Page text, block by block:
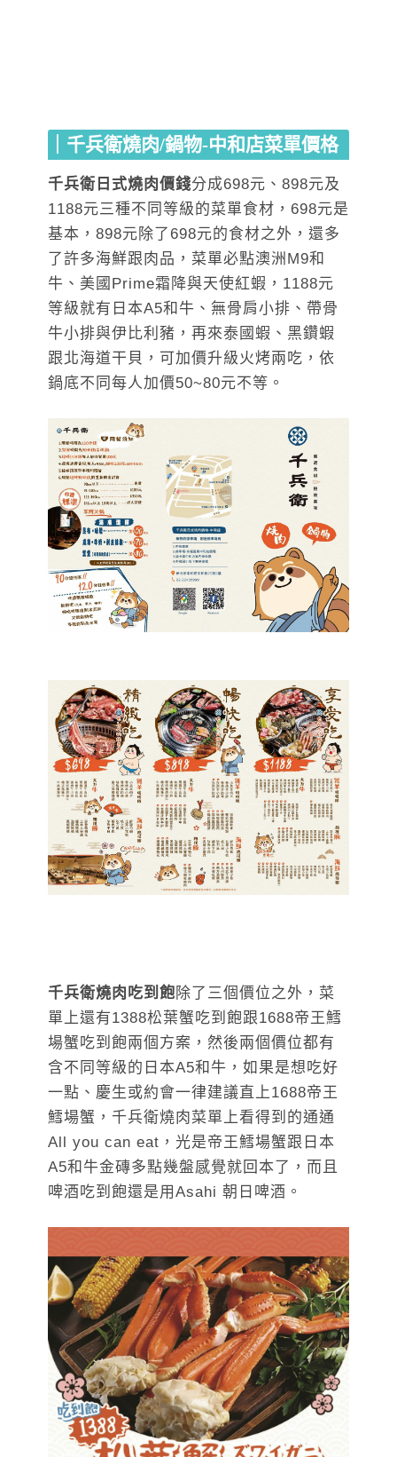
｜千兵衛燒肉/鍋物-中和店菜單價格
千兵衛日式燒肉價錢分成698元、898元及
1188元三種不同等級的菜單食材，698元是
基本，898元除了698元的食材之外，還多
了許多海鮮跟肉品，菜單必點澳洲M9和
牛、美國Prime霜降與天使紅蝦，1188元
等級就有日本A5和牛、無骨肩小排、帶骨
牛小排與伊比利豬，再來泰國蝦、黑鑽蝦
跟北海道干貝，可加價升級火烤兩吃，依
鍋底不同每人加價50~80元不等。
千兵衛燒肉吃到飽 除了三個價位之外，菜
單上還有1388松葉蟹吃到飽跟1688帝王鱈
場蟹吃到飽兩個方案，然後兩個價位都有
含不同等級的日本A5和牛，如果是想吃好
一點、慶生或約會一律建議直上1688帝王
鱈場蟹，千兵衛燒肉菜單上看得到的通通
All you can eat，光是帝王鱈場蟹跟日本
A5和牛金磚多點幾盤感覺就回本了，而且
啤酒吃到飽還是用Asahi 朝日啤酒。